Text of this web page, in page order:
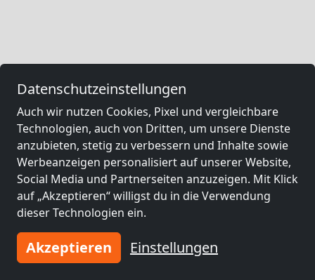
Datenschutzeinstellungen
Auch wir nutzen Cookies, Pixel und vergleichbare
Technologien, auch von Dritten, um unsere Dienste
anzubieten, stetig zu verbessern und Inhalte sowie
Werbeanzeigen personalisiert auf unserer Website,
Social Media und Partnerseiten anzuzeigen. Mit Klick
auf „Akzeptieren“ willigst du in die Verwendung
dieser Technologien ein.
Akzeptieren Einstellungen